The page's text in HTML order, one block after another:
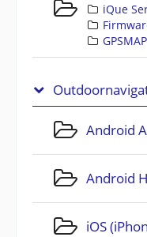
iQue
Android
Android
iOS